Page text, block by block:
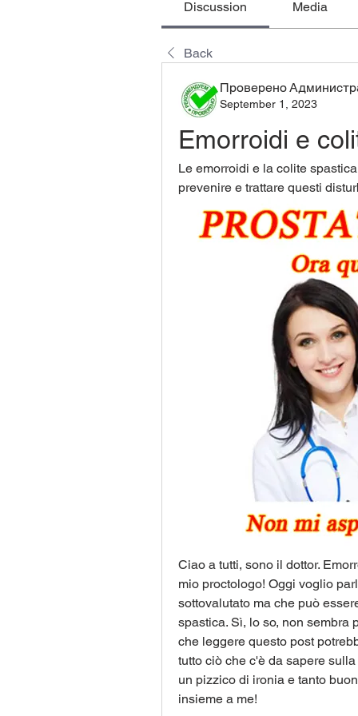
Discussion Media
Back
Проверено
September 1, 2023
Emorroidi e
Le emorroidi e la colite
prevenire e trattare questi
Ciao a tutti, sono il dottor.
mio proctologo! Oggi voglio
sottovalutato ma che può
spastica. Sì, lo so, non sembra
che leggere questo post
tutto ciò che c'è da sapere
un pizzico di ironia e tanto
insieme a me!